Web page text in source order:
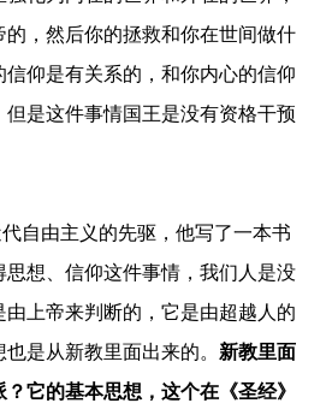
，然后你的拯救和你在世间做什
仰是有关系的，和你内心的信仰
是这件事情国王是没有资格干预
自由主义的先驱，他写了一本书
思想、信仰这件事情，我们人是没
上帝来判断的，它是由超越人的
是从新教里面出来的。 新教里面
它的基本思想，这个在《圣经》